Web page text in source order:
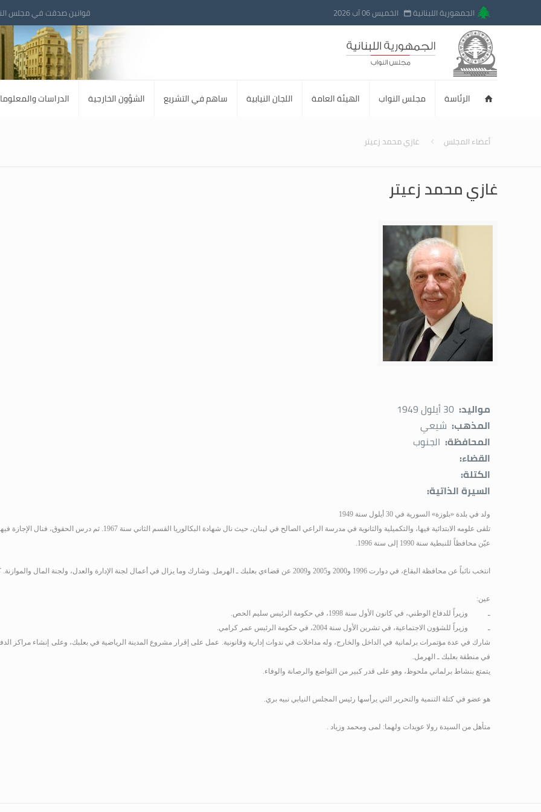
الجمهورية اللبنانية الخميس 06 آب 2026 قوانين صدقت في مجلس
الرئاسة مجلس النواب الهيئة العامة اللجان النيابية ساهم في التشريع الشؤون الخارجية الدراسات
أعضاء المجلس غازي محمد زعيتر
غازي محمد زعيتر
مواليد: 30 أيلول 1949
المذهب: شيعي
المحافظة: الجنوب
القضاء:
الكتلة:
السيرة الذاتية:
ولد في بلدة «بلوزة» السورية في 30 أيلول سنة 1949
تلقى علومه الابتدائية فيها، والتكميلية والثانوية في مدرسة الراعي الصالح في لبنان، حيث نال شهادة البكالوريا القسم الثاني سنة 1967
. ثم درس الحقوق، فنال الإجازة فيها سنة 1972 وعمل محامياً
عيّن محافظاً للنبطية سنة 1990 إلى سنة 1996
.
انتخب نائباً عن محافظة البقاع، في دوارت 1996 و2000 و2005 و2009 عن قضاءي بعلبك ـ الهرمل. وشارك وما يزال في أعمال لجنة الإدارة والعدل، ولجنة المال والموازنة. كما انتخب عضواً في المجلس الأعلى لمحاكمة الرؤساء والوزراء.
عين:
ـ وزيراً للدفاع الوطني، في كانون الأول سنة 1998، في حكومة الرئيس سليم الحص.
ـ وزيراً للشؤون الاجتماعية، في تشرين الأول سنة 2004، في حكومة الرئيس عمر كرامي.
شارك في عدة مؤتمرات برلمانية في الداخل والخارج، وله مداخلات في ندوات إدارية وقانونية. عمل على إقرار مشروع المدينة الرياضية في بعلبك، وعلى إنشاء
في منطقة بعلبك ـ الهرمل.
يتمتع بنشاط برلماني ملحوظ، وهو على قدر كبير من التواضع والرصانة والوفاء.
هو عضو في كتلة التنمية والتحرير التي يرأسها رئيس المجلس النيابي نبيه بري.
متأهل من السيدة رولا عويدات ولهما: لمى ومحمد وزياد .